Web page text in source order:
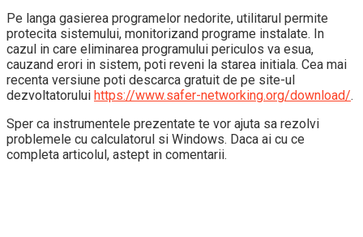
Pe langa gasierea programelor nedorite, utilitarul permite
protecita sistemului, monitorizand programe instalate. In
cazul in care eliminarea programului periculos va esua,
cauzand erori in sistem, poti reveni la starea initiala. Cea mai
recenta versiune poti descarca gratuit de pe site-ul
dezvoltatorului https://www.safer-networking.org/download/.
Sper ca instrumentele prezentate te vor ajuta sa rezolvi
problemele cu calculatorul si Windows. Daca ai cu ce
completa articolul, astept in comentarii.